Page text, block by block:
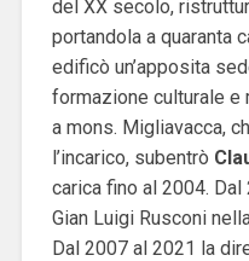
del XX secolo,
portandola a quaranta
edificò un’apposita
formazione culturale e
a mons. Migliavacca,
l’incarico, subentrò
carica fino al 2004.
Gian Luigi Rusconi
Dal 2007 al 2021 la